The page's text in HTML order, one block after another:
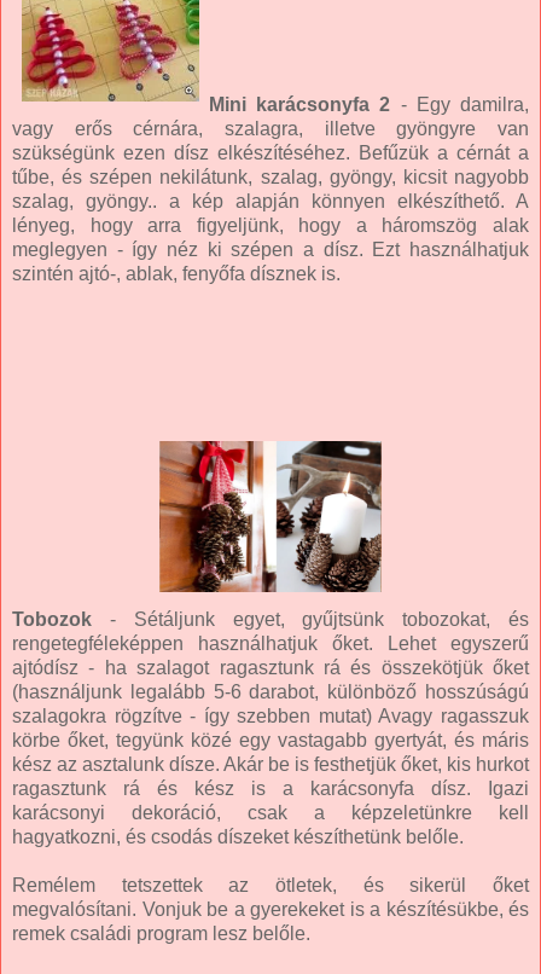
Mini karácsonyfa 2 - Egy damilra,
vagy erős cérnára, szalagra, illetve gyöngyre van
szükségünk ezen dísz elkészítéséhez. Befűzük a cérnát a
tűbe, és szépen nekilátunk, szalag, gyöngy, kicsit nagyobb
szalag, gyöngy.. a kép alapján könnyen elkészíthető. A
lényeg, hogy arra figyeljünk, hogy a háromszög alak
meglegyen - így néz ki szépen a dísz. Ezt használhatjuk
szintén ajtó-, ablak, fenyőfa dísznek is.
Tobozok - Sétáljunk egyet, gyűjtsünk tobozokat, és
rengetegféleképpen használhatjuk őket. Lehet egyszerű
ajtódísz - ha szalagot ragasztunk rá és összekötjük őket
(használjunk legalább 5-6 darabot, különböző hosszúságú
szalagokra rögzítve - így szebben mutat) Avagy ragasszuk
körbe őket, tegyünk közé egy vastagabb gyertyát, és máris
kész az asztalunk dísze. Akár be is festhetjük őket, kis hurkot
ragasztunk rá és kész is a karácsonyfa dísz. Igazi
karácsonyi dekoráció, csak a képzeletünkre kell
hagyatkozni, és csodás díszeket készíthetünk belőle.
Remélem tetszettek az ötletek, és sikerül őket
megvalósítani. Vonjuk be a gyerekeket is a készítésükbe, és
remek családi program lesz belőle.